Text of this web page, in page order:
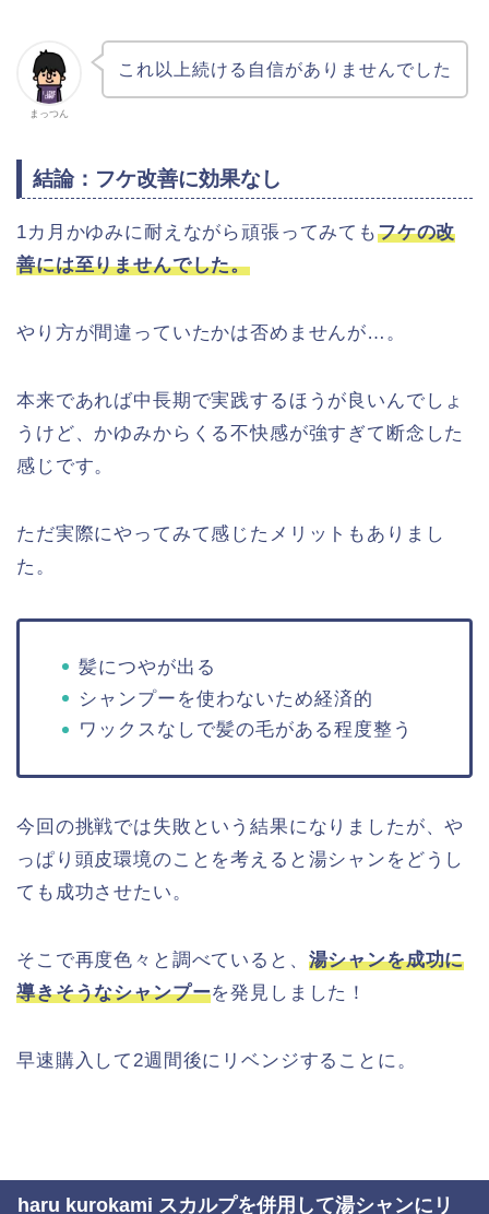
まっつん
これ以上続ける自信がありませんでした
結論：フケ改善に効果なし
1カ月かゆみに耐えながら頑張ってみてもフケの改
善には至りませんでした。
やり方が間違っていたかは否めませんが…。
本来であれば中長期で実践するほうが良いんでしょ
うけど、かゆみからくる不快感が強すぎて断念した
感じです。
ただ実際にやってみて感じたメリットもありまし
た。
髪につやが出る
シャンプーを使わないため経済的
ワックスなしで髪の毛がある程度整う
今回の挑戦では失敗という結果になりましたが、や
っぱり頭皮環境のことを考えると湯シャンをどうし
ても成功させたい。
そこで再度色々と調べていると、 湯シャンを成功に
導きそうなシャンプーを発見しました！
早速購入して2週間後にリベンジすることに。
haru kurokami スカルプを併用して湯シャンにリ